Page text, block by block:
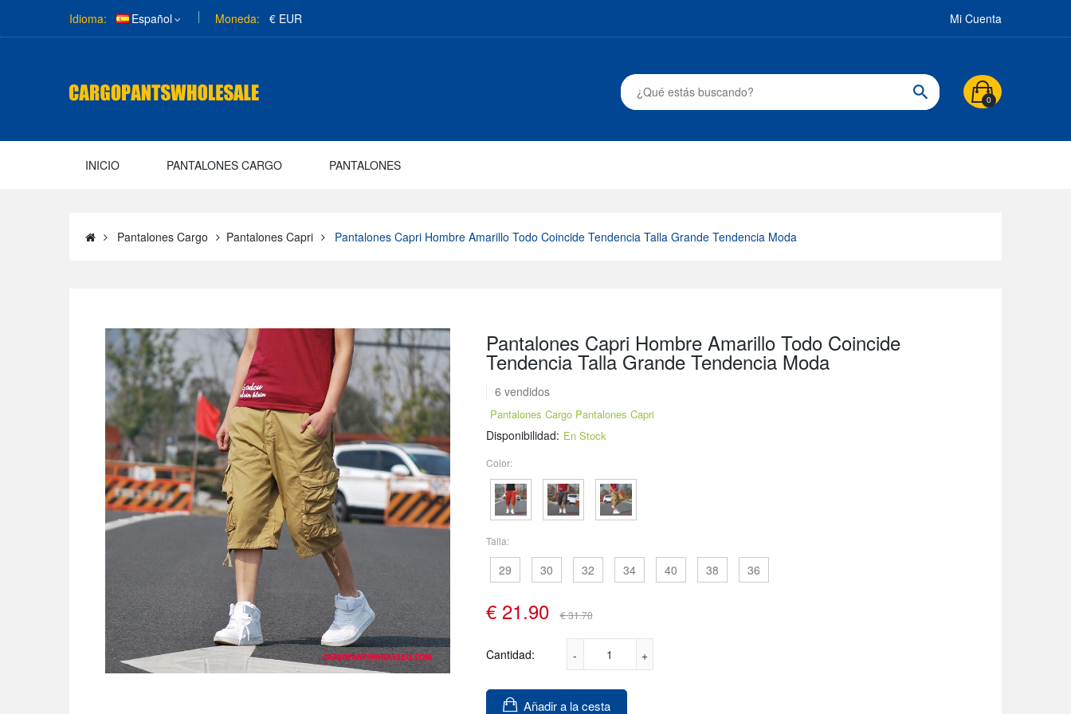
Idioma: Español Moneda: € EUR Mi Cuenta
0
INICIO PANTALONES CARGO PANTALONES
Pantalones Cargo Pantalones Capri Pantalones Capri Hombre Amarillo Todo Coincide Tendencia Talla Grande Tendencia Moda
Pantalones Capri Hombre Amarillo Todo Coincide
Tendencia Talla Grande Tendencia Moda
6 vendidos
Pantalones Cargo Pantalones Capri
Disponibilidad: En Stock
Color:
Talla:
29 30 32 34 40 38 36
€ 21.90 € 31.70
Cantidad:
Añadir a la cesta